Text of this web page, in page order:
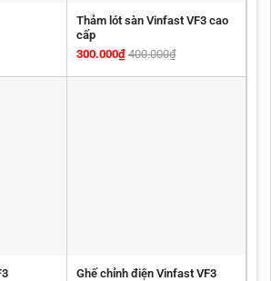
Thảm lót sàn Vinfast VF3 cao
cấp
300.000₫ 400.000₫
Ghế chỉnh điện Vinfast VF3